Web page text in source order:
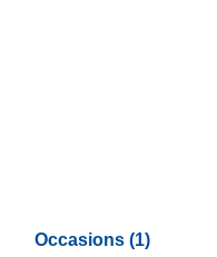
Occasions (1)